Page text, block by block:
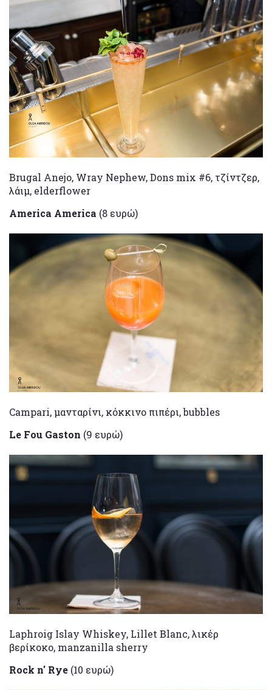
Brugal Anejo, Wray Nephew, Dons mix #6, τζίντζερ,
λάιμ, elderflower
America America (8 ευρώ)
Campari, μανταρίνι, κόκκινο πιπέρι, bubbles
Le Fou Gaston (9 ευρώ)
Laphroig Islay Whiskey, Lillet Blanc, λικέρ
βερίκοκο, manzanilla sherry
Rock n' Rye (10 ευρώ)